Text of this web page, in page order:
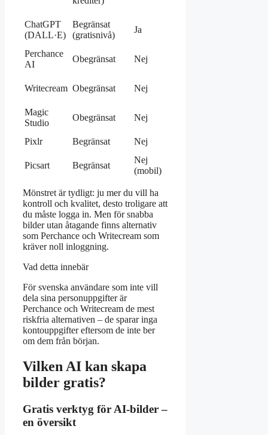
ChatGPT
(DALL·E)
Begränsat
(gratisnivå)
Ja
Perchance
AI
Obegränsat Nej
Writecream Obegränsat Nej
Magic
Studio
Obegränsat Nej
Pixlr
Begränsat Nej
Picsart
Begränsat
Nej
(mobil)
Mönstret är tydligt: ju mer du vill ha
kontroll och kvalitet, desto troligare att
du måste logga in. Men för snabba
bilder utan åtagande finns alternativ
som Perchance och Writecream som
kräver noll inloggning.
Vad detta innebär
För svenska användare som inte vill
dela sina personuppgifter är
Perchance och Writecream de mest
riskfria alternativen – de sparar inga
kontouppgifter eftersom de inte ber
om dem från början.
Vilken AI kan skapa
bilder gratis?
Gratis verktyg för AI-bilder –
en översikt